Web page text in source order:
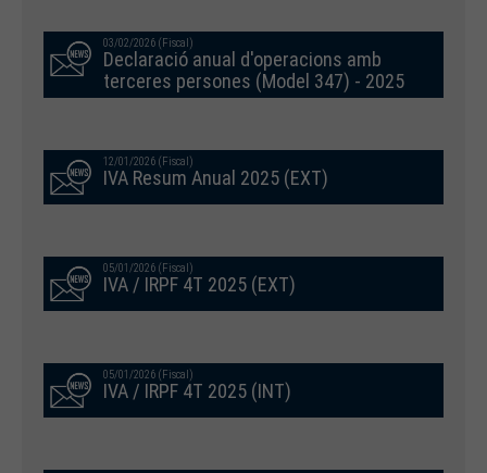
03/02/2026 (Fiscal)
Declaració anual d'operacions amb
terceres persones (Model 347) - 2025
12/01/2026 (Fiscal)
IVA Resum Anual 2025 (EXT)
05/01/2026 (Fiscal)
IVA / IRPF 4T 2025 (EXT)
05/01/2026 (Fiscal)
IVA / IRPF 4T 2025 (INT)